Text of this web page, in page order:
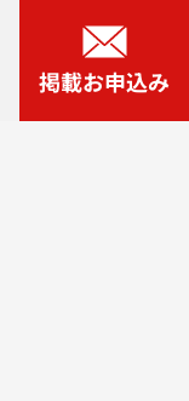
掲載お申込み